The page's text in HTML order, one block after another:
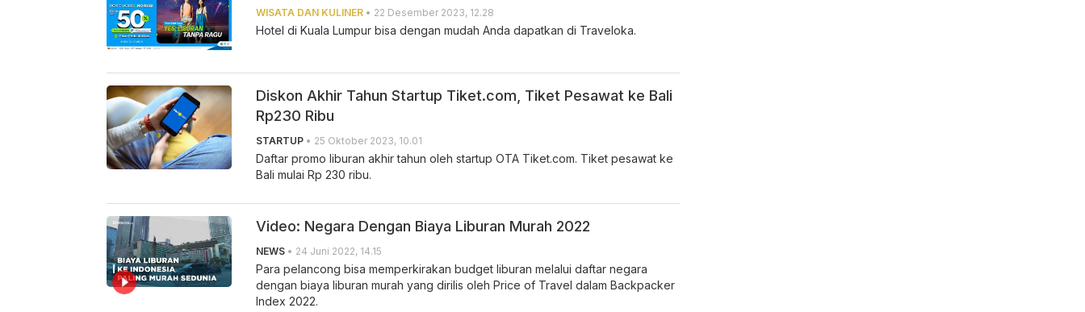
WISATA DAN KULINER • 22 Desember 2023, 12.28
Hotel di Kuala Lumpur bisa dengan mudah Anda dapatkan di Traveloka.
Diskon Akhir Tahun Startup Tiket.com, Tiket Pesawat ke Bali
Rp230 Ribu
STARTUP • 25 Oktober 2023, 10.01
Daftar promo liburan akhir tahun oleh startup OTA Tiket.com. Tiket pesawat ke
Bali mulai Rp 230 ribu.
Video: Negara Dengan Biaya Liburan Murah 2022
NEWS • 24 Juni 2022, 14.15
Para pelancong bisa memperkirakan budget liburan melalui daftar negara
dengan biaya liburan murah yang dirilis oleh Price of Travel dalam Backpacker
Index 2022.